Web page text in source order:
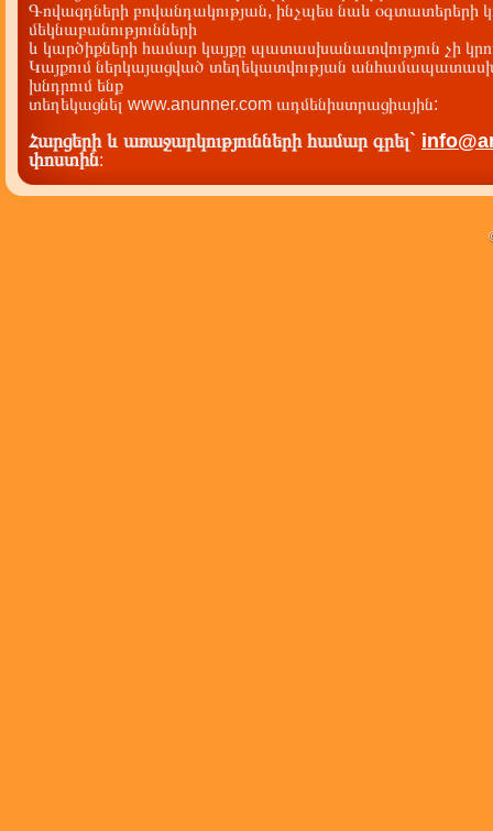
Գովազդների բովանդակության, ինչպես նաև օգտատերերի
մեկնաբանությունների
և կարծիքների համար կայքը պատասխանատվություն չի
Կայքում ներկայացված տեղեկատվության
խնդրում ենք
տեղեկացնել www.anunner.com ադմենիստրացիային:
Հարցերի և առաջարկությունների համար գրել`
փոստին: